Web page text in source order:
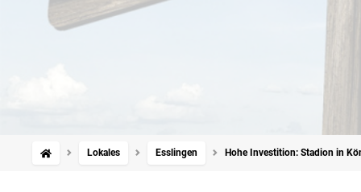
Lokales Esslingen Hohe Investition: Stadion in